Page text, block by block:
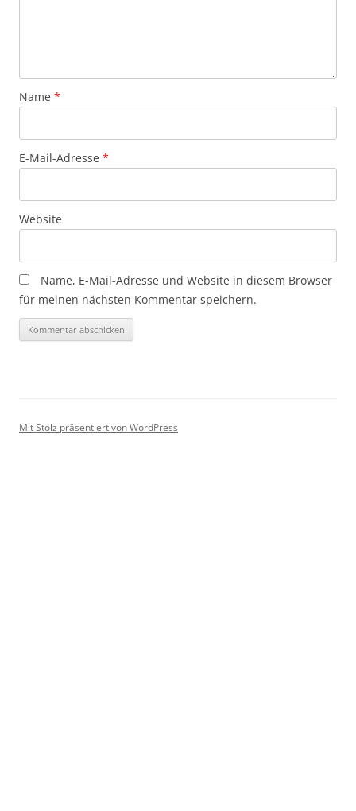
Name *
E-Mail-Adresse *
Website
Name, E-Mail-Adresse und Website in diesem Browser
für meinen nächsten Kommentar speichern.
Mit Stolz präsentiert von WordPress